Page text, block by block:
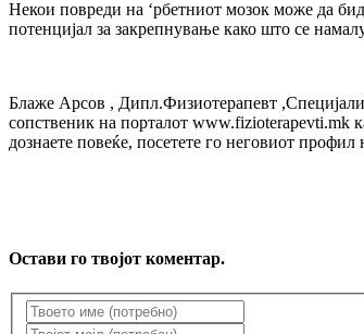
Некои повреди на ‘рбетниот мозок може да
потенцијал за закрепнување како што се
Блаже Арсов , Дипл.Физиотерапевт
сопственик на портaлот www.fizioterapevti.mk
дознаете повеќе, посетете го неговиот
Остави го твојот коментар.